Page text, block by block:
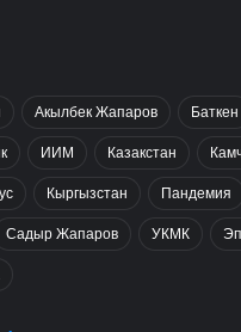
Акылбек Жапаров Баткен
ИИМ Казакстан
Кыргызстан Пандемия
Садыр Жапаров УКМК